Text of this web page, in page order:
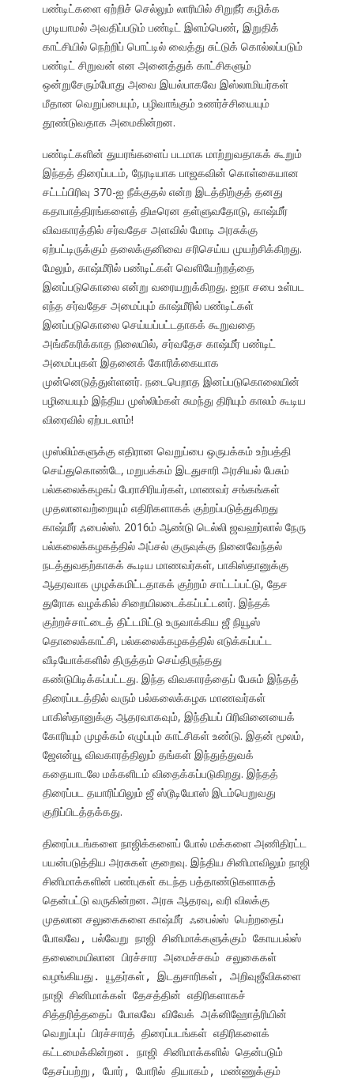
பண்டிட்களை ஏற்றிச் செல்லும் லாரியில் சிறுநீர் கழிக்க
முடியாமல் அவதிப்படும் பண்டிட் இளம்பெண், இறுதிக்
காட்சியில் நெற்றிப் பொட்டில் வைத்து சுட்டுக் கொல்லப்படும்
பண்டிட் சிறுவன் என அனைத்துக் காட்சிகளும்
ஒன்றுசேரும்போது அவை இயல்பாகவே இஸ்லாமியர்கள்
மீதான வெறுப்பையும், பழிவாங்கும் உணர்ச்சியையும்
தூண்டுவதாக அமைகின்றன.
பண்டிட்களின் துயரங்களைப் படமாக மாற்றுவதாகக் கூறும்
இந்தத் திரைப்படம், நேரடியாக பாஜகவின் கொள்கையான
சட்டப்பிரிவு 370-ஐ நீக்குதல் என்ற இடத்திற்குத் தனது
கதாபாத்திரங்களைத் திடீரென தள்ளுவதோடு, காஷ்மீர்
விவகாரத்தில் சர்வதேச அளவில் மோடி அரசுக்கு
ஏற்பட்டிருக்கும் தலைக்குனிவை சரிசெய்ய முயற்சிக்கிறது.
மேலும், காஷ்மீரில் பண்டிட்கள் வெளியேற்றத்தை
இனப்படுகொலை என்று வரையறுக்கிறது. ஐநா சபை உள்பட
எந்த சர்வதேச அமைப்பும் காஷ்மீரில் பண்டிட்கள்
இனப்படுகொலை செய்யப்பட்டதாகக் கூறுவதை
அங்கீகரிக்காத நிலையில், சர்வதேச காஷ்மீர் பண்டிட்
அமைப்புகள் இதனைக் கோரிக்கையாக
முன்னெடுத்துள்ளனர். நடைபெறாத இனப்படுகொலையின்
பழியையும் இந்திய முஸ்லிம்கள் சுமந்து திரியும் காலம் கூடிய
விரைவில் ஏற்படலாம்!
முஸ்லிம்களுக்கு எதிரான வெறுப்பை ஒருபக்கம் உற்பத்தி
செய்துகொண்டே, மறுபக்கம் இடதுசாரி அரசியல் பேசும்
பல்கலைக்கழகப் பேராசிரியர்கள், மாணவர் சங்கங்கள்
முதலானவற்றையும் எதிரிகளாகக் குற்றப்படுத்துகிறது
காஷ்மீர் ஃபைல்ஸ். 2016ம் ஆண்டு டெல்லி ஜவஹர்லால் நேரு
பல்கலைக்கழகத்தில் அப்சல் குருவுக்கு நினைவேந்தல்
நடத்துவதற்காகக் கூடிய மாணவர்கள், பாகிஸ்தானுக்கு
ஆதரவாக முழக்கமிட்டதாகக் குற்றம் சாட்டப்பட்டு, தேச
துரோக வழக்கில் சிறையிலடைக்கப்பட்டனர். இந்தக்
குற்றச்சாட்டைத் திட்டமிட்டு உருவாக்கிய ஜீ நியூஸ்
தொலைக்காட்சி, பல்கலைக்கழகத்தில் எடுக்கப்பட்ட
வீடியோக்களில் திருத்தம் செய்திருந்தது
கண்டுபிடிக்கப்பட்டது. இந்த விவகாரத்தைப் பேசும் இந்தத்
திரைப்படத்தில் வரும் பல்கலைக்கழக மாணவர்கள்
பாகிஸ்தானுக்கு ஆதரவாகவும், இந்தியப் பிரிவினையைக்
கோரியும் முழக்கம் எழுப்பும் காட்சிகள் உண்டு. இதன் மூலம்,
ஜேஎன்யூ விவகாரத்திலும் தங்கள் இந்துத்துவக்
கதையாடலே மக்களிடம் விதைக்கப்படுகிறது. இந்தத்
திரைப்பட தயாரிப்பிலும் ஜீ ஸ்டூடியோஸ் இடம்பெறுவது
குறிப்பிடத்தக்கது.
திரைப்படங்களை நாஜிக்களைப் போல் மக்களை அணிதிரட்ட
பயன்படுத்திய அரசுகள் குறைவு. இந்திய சினிமாவிலும் நாஜி
சினிமாக்களின் பண்புகள் கடந்த பத்தாண்டுகளாகத்
தென்பட்டு வருகின்றன. அரசு ஆதரவு, வரி விலக்கு
முதலான சலுகைகளை காஷ்மீர் ஃபைல்ஸ் பெற்றதைப்
போலவே, பல்வேறு நாஜி சினிமாக்களுக்கும் கோயபல்ஸ்
தலைமையிலான பிரச்சார அமைச்சகம் சலுகைகள்
வழங்கியது. யூதர்கள், இடதுசாரிகள், அறிவுஜீவிகளை
நாஜி சினிமாக்கள் தேசத்தின் எதிரிகளாகச்
சித்தரித்ததைப் போலவே விவேக் அக்னிஹோத்ரியின்
வெறுப்புப் பிரச்சாரத் திரைப்படங்கள் எதிரிகளைக்
கட்டமைக்கின்றன. நாஜி சினிமாக்களில் தென்படும்
தேசப்பற்று, போர், போரில் தியாகம், மண்ணுக்கும்